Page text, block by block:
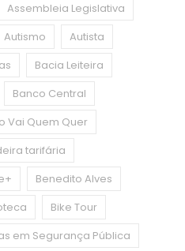
Assembleia Legislativa
Autismo
Autista
Bacia Leiteira
Banco Central
Vai Quem Quer
tarifária
Benedito Alves
Bike Tour
em Segurança Pública